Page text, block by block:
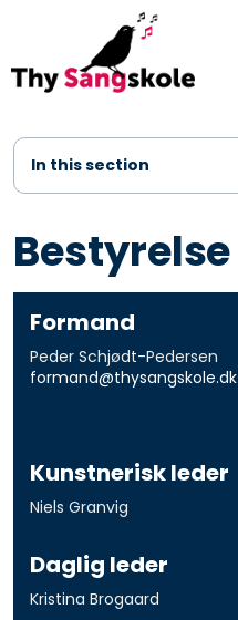
In this section
Bestyrelse
Formand
Peder Schjødt-Pedersen
formand@thysangskole.dk
Kunstnerisk leder
Niels Granvig
Daglig leder
Kristina Brogaard